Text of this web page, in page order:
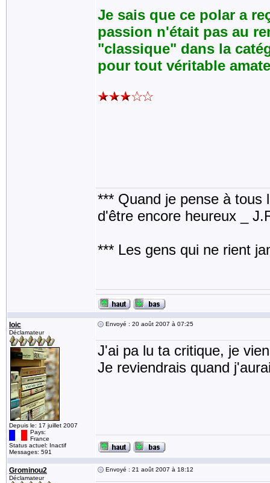
Je sais que ce polar a
passion n'était pas au
"classique" dans la
pour tout véritable
*** Quand je pense à tous
d'être encore heureux _
*** Les gens qui ne rient
loic
Déclamateur
Depuis le: 17 juillet 2007
Pays:
France
Status actuel: Inactif
Messages: 591
Envoyé : 20 août 2007 à 07:25
J'ai pa lu ta critique, je
Je reviendrais quand
Grominou2
Déclamateur
Envoyé : 21 août 2007 à 18:12